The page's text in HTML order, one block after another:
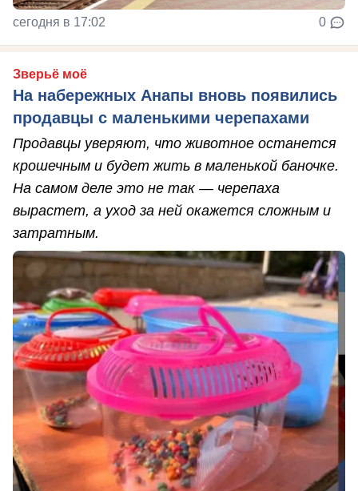
сегодня в 17:02 0
Зверьё моё
На набережных Анапы вновь появились
продавцы с маленькими черепахами
Продавцы уверяют, что животное останется
крошечным и будет жить в маленькой баночке.
На самом деле это не так — черепаха
вырастет, а уход за ней окажется сложным и
затратным.